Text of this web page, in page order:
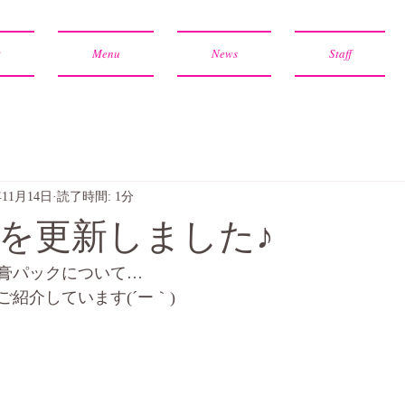
Menu News Staff
更新しました♪
月14日 読了時間: 1分
パックについて…
紹介しています(´ー｀)